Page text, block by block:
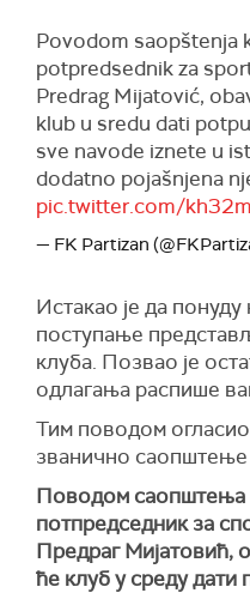
Povodom saopštenja
potpredsednik za
Predrag Mijatović,
klub u sredu dati
sve navode iznete u
dodatno pojašnjena
pic.twitter.com/
— FK Partizan
Истакао је да
поступање
клуба. Позвао је
одлагања распише
Тим поводом
званично
Поводом саопштења
потпредседник за
Предраг Мијатовић,
ће клуб у среду дати